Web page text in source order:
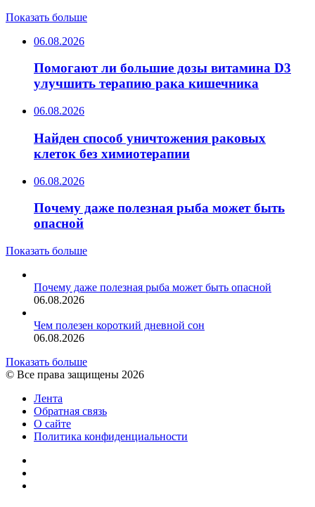
Показать больше
06.08.2026
Помогают ли большие дозы витамина D3
улучшить терапию рака кишечника
06.08.2026
Найден способ уничтожения раковых
клеток без химиотерапии
06.08.2026
Почему даже полезная рыба может быть
опасной
Показать больше
Почему даже полезная рыба может быть опасной
06.08.2026
Чем полезен короткий дневной сон
06.08.2026
Показать больше
© Все права защищены 2026
Лента
Обратная связь
О сайте
Политика конфиденциальности